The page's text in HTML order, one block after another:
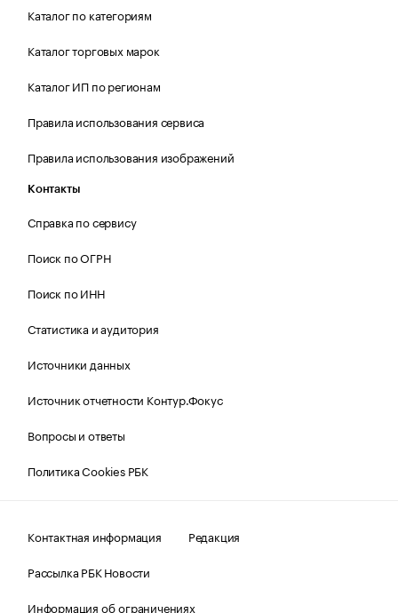
Каталог по категориям
Каталог торговых марок
Каталог ИП по регионам
Правила использования сервиса
Правила использования изображений
Контакты
Справка по сервису
Поиск по ОГРН
Поиск по ИНН
Статистика и аудитория
Источники данных
Источник отчетности Контур.Фокус
Вопросы и ответы
Политика Cookies РБК
Контактная информация
Редакция
Рассылка РБК Новости
Информация об ограничениях